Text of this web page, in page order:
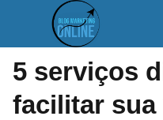
5 serviços
facilitar sua